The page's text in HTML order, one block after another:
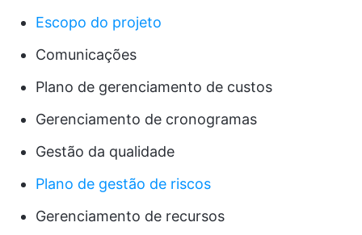
Escopo do projeto
Comunicações
Plano de gerenciamento de custos
Gerenciamento de cronogramas
Gestão da qualidade
Plano de gestão de riscos
Gerenciamento de recursos